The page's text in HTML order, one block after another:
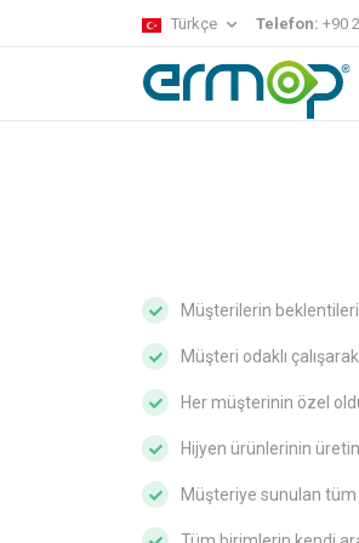
Türkçe Telefon: +90
Müşterilerin
Müşteri odaklı
Her müşterinin özel
Hijyen ürünlerinin
Müşteriye sunulan